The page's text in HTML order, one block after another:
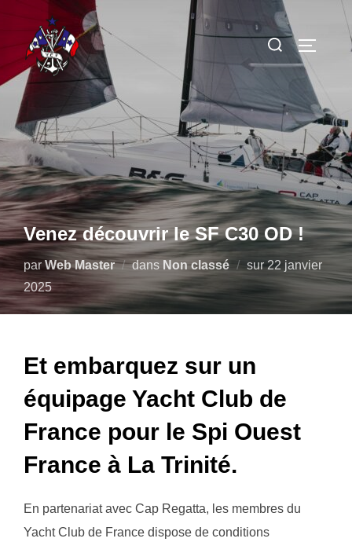
contenu
Rechercher :
Venez découvrir le SF C30 OD !
par Web Master dans Non classé surPublié
le
22 janvier
2025
Et embarquez sur un
équipage Yacht Club de
France pour le Spi Ouest
France à La Trinité.
En partenariat avec Cap Regatta, les membres du
Yacht Club de France dispose de conditions